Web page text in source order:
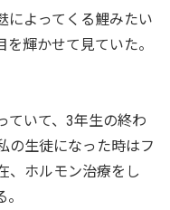
によってくる鯉みたい
輝かせて見ていた。
ていて、3年生の終わ
の生徒になった時はフ
、ホルモン治療をし